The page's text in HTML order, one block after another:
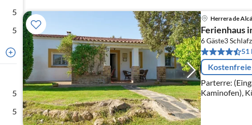
5
5
5
5
Herrera de
Ferienhaus
6 Gäste3
51
Parterre:
Kaminofen),